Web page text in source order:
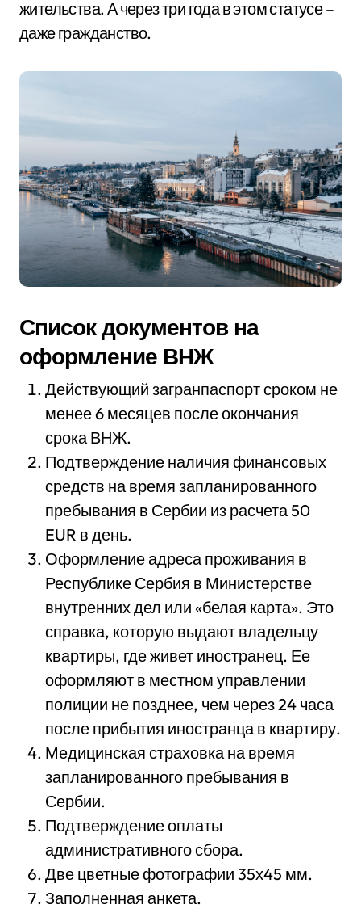
жительства. А через три года в этом статусе –
даже гражданство.
Список документов на
оформление ВНЖ
Действующий загранпаспорт сроком не
менее 6 месяцев после окончания
срока ВНЖ.
Подтверждение наличия финансовых
средств на время запланированного
пребывания в Сербии из расчета 50
EUR в день.
Оформление адреса проживания в
Республике Сербия в Министерстве
внутренних дел или «белая карта». Это
справка, которую выдают владельцу
квартиры, где живет иностранец. Ее
оформляют в местном управлении
полиции не позднее, чем через 24 часа
после прибытия иностранца в квартиру.
Медицинская страховка на время
запланированного пребывания в
Сербии.
Подтверждение оплаты
административного сбора.
Две цветные фотографии 35х45 мм.
Заполненная анкета.